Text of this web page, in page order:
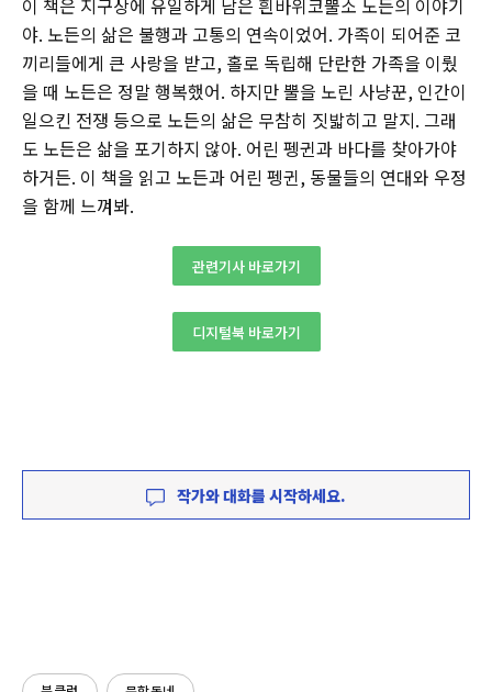
이 책은 지구상에 유일하게 남은 흰바위코뿔소 노든의 이야기
야. 노든의 삶은 불행과 고통의 연속이었어. 가족이 되어준 코
끼리들에게 큰 사랑을 받고, 홀로 독립해 단란한 가족을 이뤘
을 때 노든은 정말 행복했어. 하지만 뿔을 노린 사냥꾼, 인간이
일으킨 전쟁 등으로 노든의 삶은 무참히 짓밟히고 말지. 그래
도 노든은 삶을 포기하지 않아. 어린 펭귄과 바다를 찾아가야
하거든. 이 책을 읽고 노든과 어린 펭귄, 동물들의 연대와 우정
을 함께 느껴봐.
관련기사 바로가기
디지털북 바로가기
작가와 대화를 시작하세요.